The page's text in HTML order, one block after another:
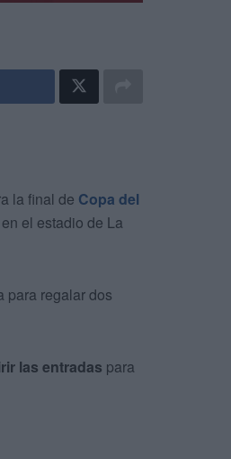
la final de Copa del
el estadio de La
para regalar dos
las entradas para